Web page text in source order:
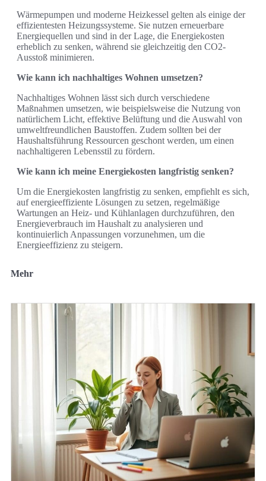
Wärmepumpen und moderne Heizkessel gelten als einige der
effizientesten Heizungssysteme. Sie nutzen erneuerbare
Energiequellen und sind in der Lage, die Energiekosten
erheblich zu senken, während sie gleichzeitig den CO2-
Ausstoß minimieren.
Wie kann ich nachhaltiges Wohnen umsetzen?
Nachhaltiges Wohnen lässt sich durch verschiedene
Maßnahmen umsetzen, wie beispielsweise die Nutzung von
natürlichem Licht, effektive Belüftung und die Auswahl von
umweltfreundlichen Baustoffen. Zudem sollten bei der
Haushaltsführung Ressourcen geschont werden, um einen
nachhaltigeren Lebensstil zu fördern.
Wie kann ich meine Energiekosten langfristig senken?
Um die Energiekosten langfristig zu senken, empfiehlt es sich,
auf energieeffiziente Lösungen zu setzen, regelmäßige
Wartungen an Heiz- und Kühlanlagen durchzuführen, den
Energieverbrauch im Haushalt zu analysieren und
kontinuierlich Anpassungen vorzunehmen, um die
Energieeffizienz zu steigern.
Mehr